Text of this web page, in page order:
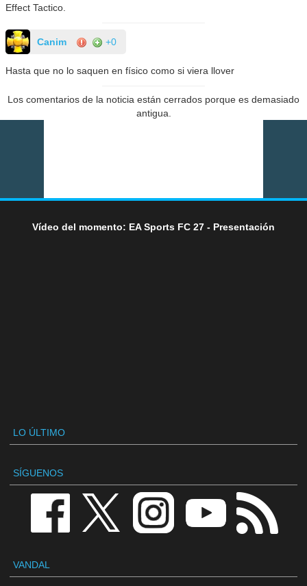
Effect Tactico.
Canim +0
Hasta que no lo saquen en físico como si viera llover
Los comentarios de la noticia están cerrados porque es demasiado
antigua.
Vídeo del momento: EA Sports FC 27 - Presentación
LO ÚLTIMO
SÍGUENOS
VANDAL